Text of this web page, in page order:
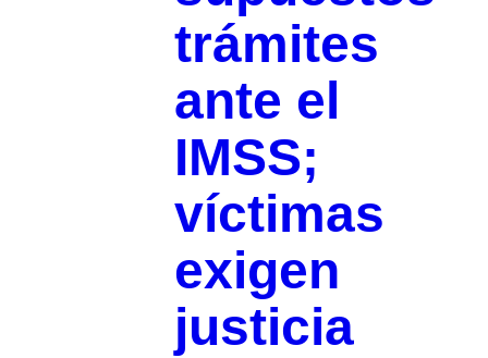
trámites
ante el
IMSS;
víctimas
exigen
justicia